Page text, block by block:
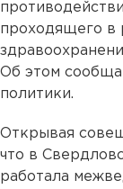
проходящего в
Об этом
политики.
Открывая
что в
работала